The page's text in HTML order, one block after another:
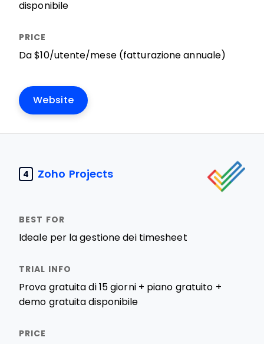
disponibile
Da $10/utente/mese (fatturazione annuale)
Website
4 Zoho Projects
Ideale per la gestione dei timesheet
Prova gratuita di 15 giorni + piano gratuito +
demo gratuita disponibile